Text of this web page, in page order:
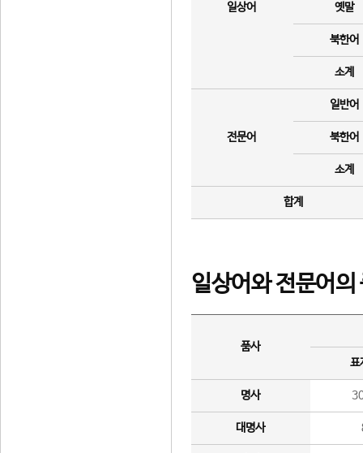
일상어 옛말
북한어
소계
전문어
일반어
북한어
소계
합계
일상어와 전문어의
품사
표
명사
대명사